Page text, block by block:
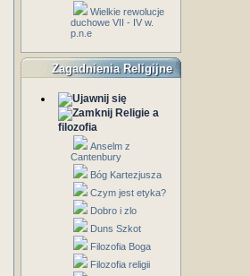
Wielkie rewolucje
duchowe VII - IV w.
p.n.e
Zagadnienia Religijne
Religie a
filozofia
Anselm z
Cantenbury
Bóg Kartezjusza
Czym jest etyka?
Dobro i zlo
Duns Szkot
Filozofia Boga
Filozofia religii